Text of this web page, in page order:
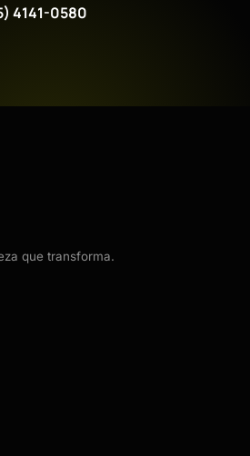
4141-0580
que transforma.